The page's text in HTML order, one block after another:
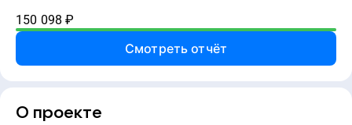
150 098 ₽
Смотреть отчёт
О проекте